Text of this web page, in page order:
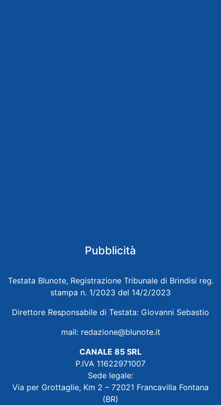
Pubblicità
Testata Blunote, Registrazione Tribunale di Brindisi reg.
stampa n. 1/2023 del 14/2/2023
Direttore Responsabile di Testata: Giovanni Sebastio
mail: redazione@blunote.it
CANALE 85 SRL
P.IVA 11622971007
Sede legale:
Via per Grottaglie, Km 2 – 72021 Francavilla Fontana
(BR)